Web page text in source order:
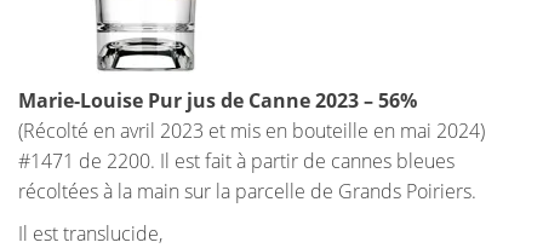
Marie-Louise Pur jus de Canne 2023 – 56%
(Récolté en avril 2023 et mis en bouteille en mai 2024)
#1471 de 2200. Il est fait à partir de cannes bleues
récoltées à la main sur la parcelle de Grands Poiriers.
Il est translucide,